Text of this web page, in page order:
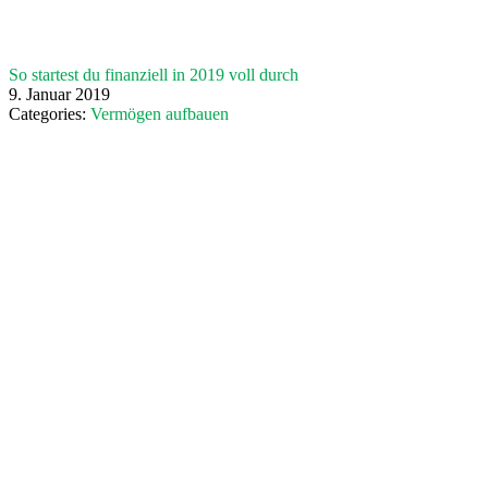
So startest du finanziell in 2019 voll durch
9. Januar 2019
Categories: Vermögen aufbauen